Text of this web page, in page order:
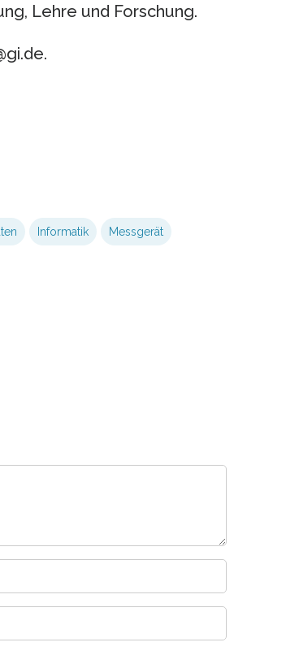
Lehre und Forschung.
Informatik Messgerät